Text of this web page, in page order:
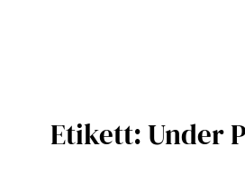
Etikett:Under